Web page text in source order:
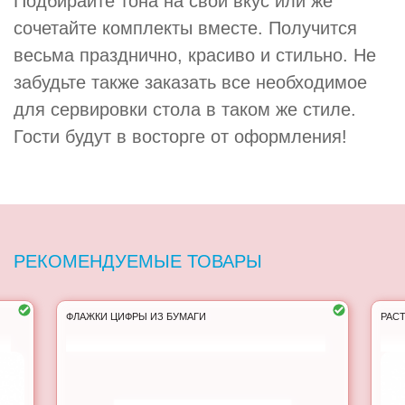
сочетайте комплекты вместе. Получится
весьма празднично, красиво и стильно. Не
забудьте также заказать все необходимое
для сервировки стола в таком же стиле.
Гости будут в восторге от оформления!
РЕКОМЕНДУЕМЫЕ ТОВАРЫ
ФЛАЖКИ ЦИФРЫ ИЗ БУМАГИ